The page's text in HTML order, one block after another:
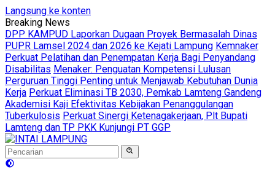
Langsung ke konten
Breaking News
DPP KAMPUD Laporkan Dugaan Proyek Bermasalah Dinas
PUPR Lamsel 2024 dan 2026 ke Kejati Lampung Kemnaker
Perkuat Pelatihan dan Penempatan Kerja Bagi Penyandang
Disabilitas Menaker: Penguatan Kompetensi Lulusan
Perguruan Tinggi Penting untuk Menjawab Kebutuhan Dunia
Kerja Perkuat Eliminasi TB 2030, Pemkab Lamteng Gandeng
Akademisi Kaji Efektivitas Kebijakan Penanggulangan
Tuberkulosis Perkuat Sinergi Ketenagakerjaan, Plt Bupati
Lamteng dan TP PKK Kunjungi PT GGP